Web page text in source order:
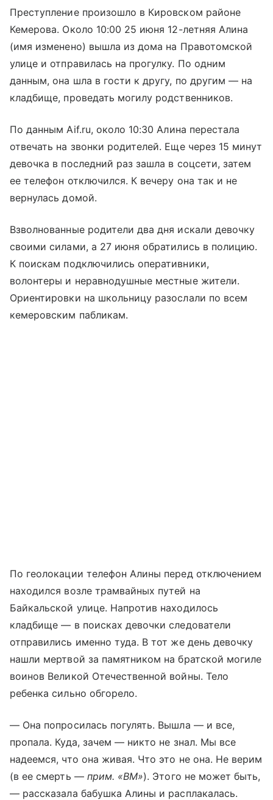
Преступление произошло в Кировском районе
Кемерова. Около 10:00 25 июня 12-летняя Алина
(имя изменено) вышла из дома на Правотомской
улице и отправилась на прогулку. По одним
данным, она шла в гости к другу, по другим — на
кладбище, проведать могилу родственников.
По данным Aif.ru, около 10:30 Алина перестала
отвечать на звонки родителей. Еще через 15 минут
девочка в последний раз зашла в соцсети, затем
ее телефон отключился. К вечеру она так и не
вернулась домой.
Взволнованные родители два дня искали девочку
своими силами, а 27 июня обратились в полицию.
К поискам подключились оперативники,
волонтеры и неравнодушные местные жители.
Ориентировки на школьницу разослали по всем
кемеровским пабликам.
По геолокации телефон Алины перед отключением
находился возле трамвайных путей на
Байкальской улице. Напротив находилось
кладбище — в поисках девочки следователи
отправились именно туда. В тот же день девочку
нашли мертвой за памятником на братской могиле
воинов Великой Отечественной войны. Тело
ребенка сильно обгорело.
— Она попросилась погулять. Вышла — и все,
пропала. Куда, зачем — никто не знал. Мы все
надеемся, что она живая. Что это не она. Не верим
(в ее смерть — прим. «ВМ»). Этого не может быть,
— рассказала бабушка Алины и расплакалась.